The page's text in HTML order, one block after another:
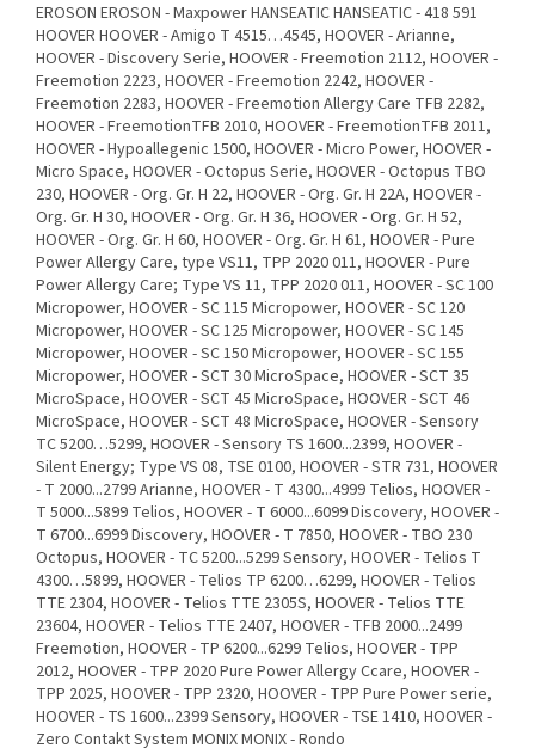
EROSON EROSON - Maxpower HANSEATIC HANSEATIC - 418 591
HOOVER HOOVER - Amigo T 4515…4545, HOOVER - Arianne,
HOOVER - Discovery Serie, HOOVER - Freemotion 2112, HOOVER -
Freemotion 2223, HOOVER - Freemotion 2242, HOOVER -
Freemotion 2283, HOOVER - Freemotion Allergy Care TFB 2282,
HOOVER - FreemotionTFB 2010, HOOVER - FreemotionTFB 2011,
HOOVER - Hypoallegenic 1500, HOOVER - Micro Power, HOOVER -
Micro Space, HOOVER - Octopus Serie, HOOVER - Octopus TBO
230, HOOVER - Org. Gr. H 22, HOOVER - Org. Gr. H 22A, HOOVER -
Org. Gr. H 30, HOOVER - Org. Gr. H 36, HOOVER - Org. Gr. H 52,
HOOVER - Org. Gr. H 60, HOOVER - Org. Gr. H 61, HOOVER - Pure
Power Allergy Care, type VS11, TPP 2020 011, HOOVER - Pure
Power Allergy Care; Type VS 11, TPP 2020 011, HOOVER - SC 100
Micropower, HOOVER - SC 115 Micropower, HOOVER - SC 120
Micropower, HOOVER - SC 125 Micropower, HOOVER - SC 145
Micropower, HOOVER - SC 150 Micropower, HOOVER - SC 155
Micropower, HOOVER - SCT 30 MicroSpace, HOOVER - SCT 35
MicroSpace, HOOVER - SCT 45 MicroSpace, HOOVER - SCT 46
MicroSpace, HOOVER - SCT 48 MicroSpace, HOOVER - Sensory
TC 5200…5299, HOOVER - Sensory TS 1600...2399, HOOVER -
Silent Energy; Type VS 08, TSE 0100, HOOVER - STR 731, HOOVER
- T 2000...2799 Arianne, HOOVER - T 4300...4999 Telios, HOOVER -
T 5000...5899 Telios, HOOVER - T 6000...6099 Discovery, HOOVER -
T 6700...6999 Discovery, HOOVER - T 7850, HOOVER - TBO 230
Octopus, HOOVER - TC 5200...5299 Sensory, HOOVER - Telios T
4300…5899, HOOVER - Telios TP 6200…6299, HOOVER - Telios
TTE 2304, HOOVER - Telios TTE 2305S, HOOVER - Telios TTE
23604, HOOVER - Telios TTE 2407, HOOVER - TFB 2000...2499
Freemotion, HOOVER - TP 6200...6299 Telios, HOOVER - TPP
2012, HOOVER - TPP 2020 Pure Power Allergy Ccare, HOOVER -
TPP 2025, HOOVER - TPP 2320, HOOVER - TPP Pure Power serie,
HOOVER - TS 1600...2399 Sensory, HOOVER - TSE 1410, HOOVER -
Zero Contakt System MONIX MONIX - Rondo